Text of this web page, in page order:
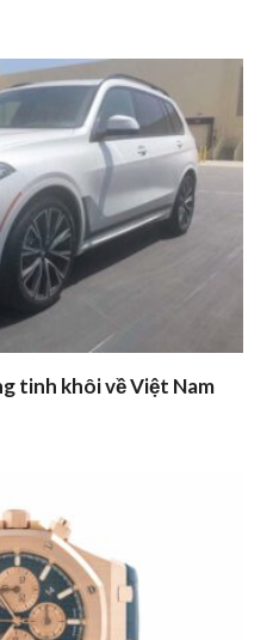
tinh khôi về Việt Nam